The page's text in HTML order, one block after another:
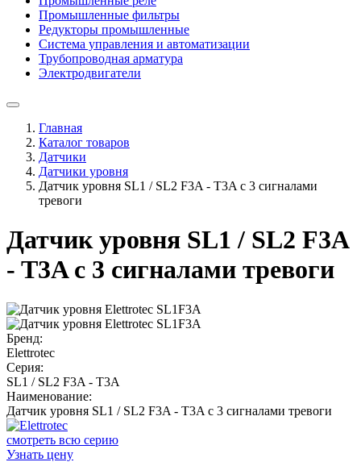
Промышленные фильтры
Редукторы промышленные
Система управления и автоматизации
Трубопроводная арматура
Электродвигатели
Главная
Каталог товаров
Датчики
Датчики уровня
Датчик уровня SL1 / SL2 F3A - T3A с 3 сигналами
тревоги
Датчик уровня SL1 / SL2 F3A
- T3A с 3 сигналами тревоги
Бренд:
Elettrotec
Серия:
SL1 / SL2 F3A - T3A
Наименование:
Датчик уровня SL1 / SL2 F3A - T3A с 3 сигналами тревоги
смотреть всю серию
Узнать цену